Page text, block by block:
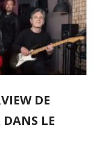
DE
LE